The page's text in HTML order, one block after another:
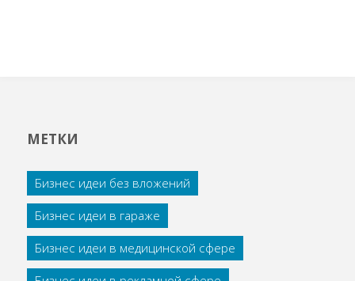
МЕТКИ
Бизнес идеи без вложений
Бизнес идеи в гараже
Бизнес идеи в медицинской сфере